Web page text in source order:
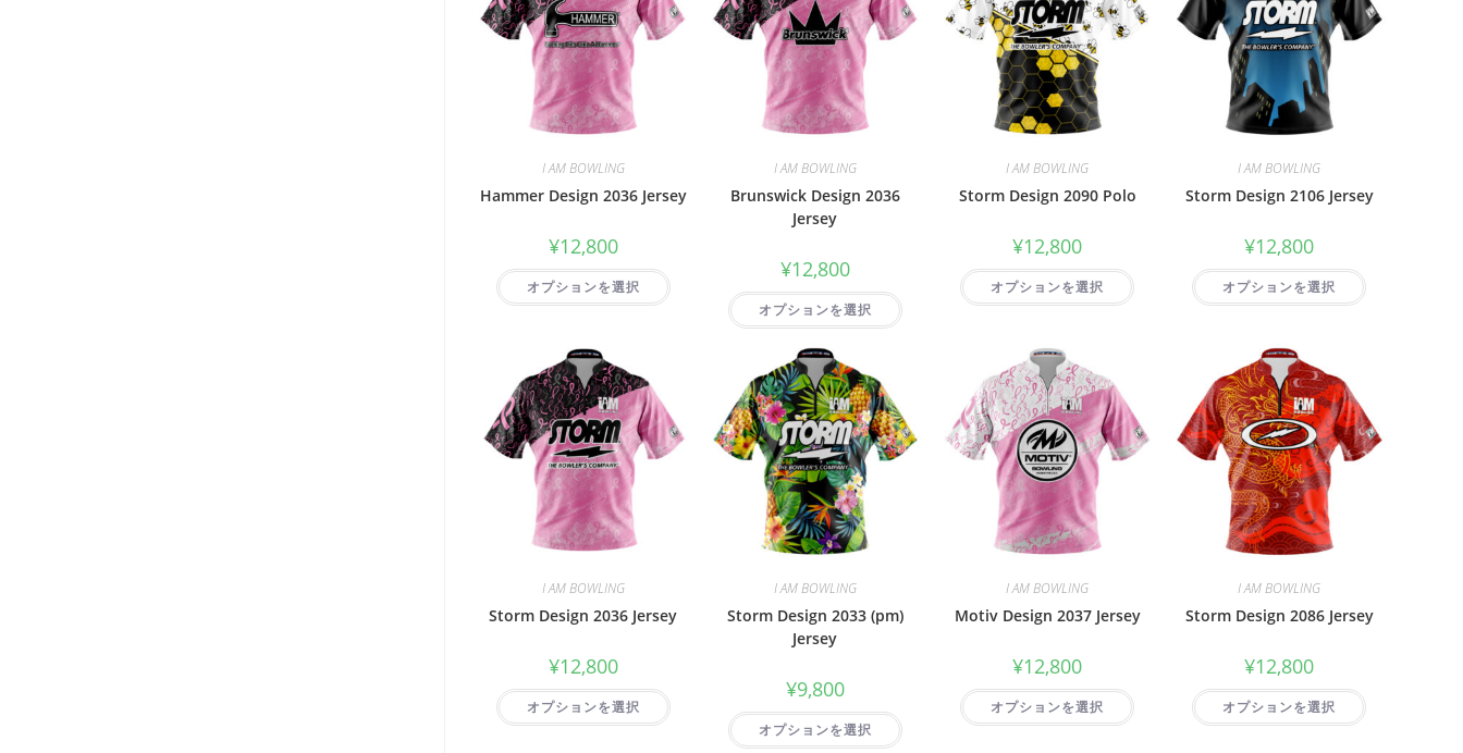
I AM BOWLING
Hammer Design 2036 Jersey
¥12,800
オプションを選択
I AM BOWLING
Brunswick Design 2036
Jersey
¥12,800
オプションを選択
I AM BOWLING
Storm Design 2090 Polo
¥12,800
オプションを選択
I AM BOWLING
Storm Design 2106 Jersey
¥12,800
オプションを選択
I AM BOWLING
Storm Design 2036 Jersey
¥12,800
オプションを選択
I AM BOWLING
Storm Design 2033 (pm)
Jersey
¥9,800
オプションを選択
I AM BOWLING
Motiv Design 2037 Jersey
¥12,800
オプションを選択
I AM BOWLING
Storm Design 2086 Jersey
¥12,800
オプションを選択